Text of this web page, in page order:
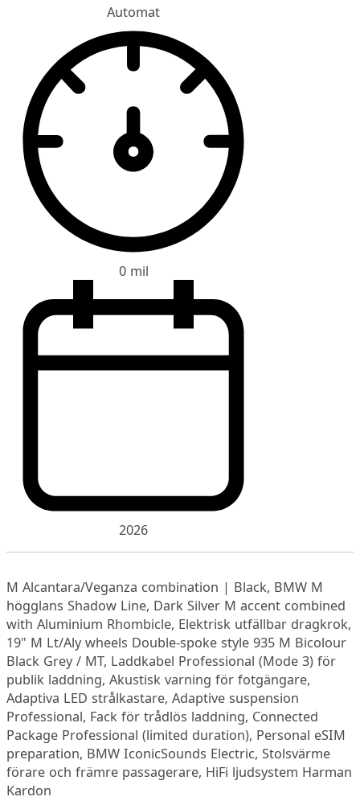
Automat
0 mil
2026
M Alcantara/Veganza combination | Black, BMW M
högglans Shadow Line, Dark Silver M accent combined
with Aluminium Rhombicle, Elektrisk utfällbar dragkrok,
19" M Lt/Aly wheels Double-spoke style 935 M Bicolour
Black Grey / MT, Laddkabel Professional (Mode 3) för
publik laddning, Akustisk varning för fotgängare,
Adaptiva LED strålkastare, Adaptive suspension
Professional, Fack för trådlös laddning, Connected
Package Professional (limited duration), Personal eSIM
preparation, BMW IconicSounds Electric, Stolsvärme
förare och främre passagerare, HiFi ljudsystem Harman
Kardon